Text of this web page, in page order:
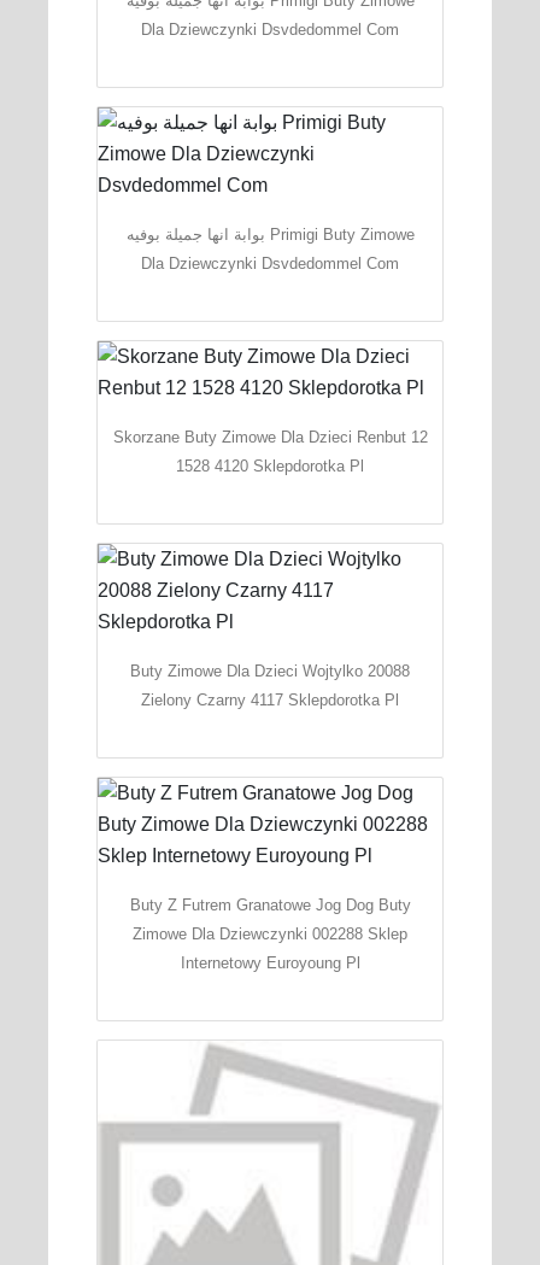
Dla Dziewczynki Dsvdedommel Com
بوابة انها جميلة بوفيه Primigi Buty Zimowe
Dla Dziewczynki Dsvdedommel Com
Skorzane Buty Zimowe Dla Dzieci Renbut 12
1528 4120 Sklepdorotka Pl
Buty Zimowe Dla Dzieci Wojtylko 20088
Zielony Czarny 4117 Sklepdorotka Pl
Buty Z Futrem Granatowe Jog Dog Buty
Zimowe Dla Dziewczynki 002288 Sklep
Internetowy Euroyoung Pl